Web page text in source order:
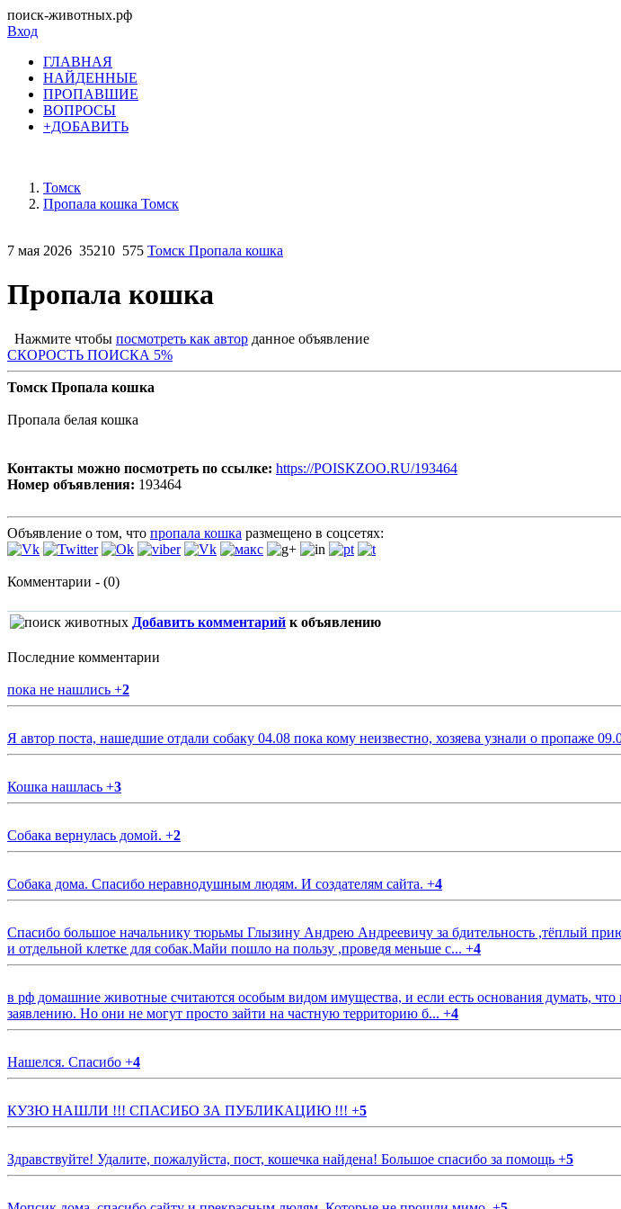
поиск-животных.рф
Вход
ГЛАВНАЯ
НАЙДЕННЫЕ
ПРОПАВШИЕ
ВОПРОСЫ
+ДОБАВИТЬ
Томск
Пропала кошка Томск
7 мая 2026 35210 575 Томск Пропала кошка
Пропала кошка
Нажмите чтобы посмотреть как автор данное объявление
СКОРОСТЬ ПОИСКА 5%
Томск Пропала кошка
Пропала белая кошка
Контакты можно посмотреть по ссылке: https://POISKZOO.RU/193464
Номер объявления: 193464
Объявление о том, что пропала кошка размещено в соцсетях:
Комментарии - (0)
Добавить комментарий к объявлению
Последние комментарии
пока не нашлись +2
Я автор поста, нашедшие отдали собаку 04.08 пока кому неизвестно, хозяева узнали о пропаже
Кошка нашлась +3
Собака вернулась домой. +2
Собака дома. Спасибо неравнодушным людям. И создателям сайта. +4
Спасибо большое начальнику тюрьмы Глызину Андрею Андреевичу за бдительность ,тёплый
и отдельной клетке для собак.Майи пошло на пользу ,проведя меньше с... +4
в рф домашние животные считаются особым видом имущества, и если есть основания думать,
заявлению. Но они не могут просто зайти на частную территорию б... +4
Нашелся. Спасибо +4
КУЗЮ НАШЛИ !!! СПАСИБО ЗА ПУБЛИКАЦИЮ !!! +5
Здравствуйте! Удалите, пожалуйста, пост, кошечка найдена! Большое спасибо за помощь +5